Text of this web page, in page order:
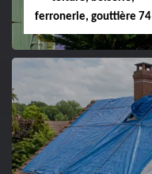
ferronerie, gouttière 74